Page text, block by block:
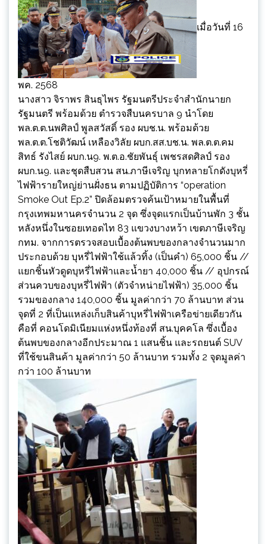
เมื่อวันที่ 16
พค. 2568
นางสาว จิราพร สินธุไพร รัฐมนตรีประจำสำนักนายก
รัฐมนตรี พร้อมด้วย ตำรวจสืบนครบาล 9 นำโดย
พล.ต.ต.นพศิลป์ พูลสวัสดิ์ รอง ผบช.น. พร้อมด้วย
พล.ต.ต.โชติวัฒน์ เหลืองวิลัย ผบก.สส.บช.น. พล.ต.ต.คม
สิทธ์ รังไสย์ ผบก.น9. พ.ต.อ.ชัยพันธุ์ เพชรสดศิลป์ รอง
ผบก.น9. และชุดสืบสวน สน.ภาษีเจริญ บุกทลายโกดังบุหรี่
ไฟฟ้ารายใหญ่ย่านฝั่งธน ตามปฏิบัติการ “operation
Smoke Out Ep.2” ปิดล้อมตรวจค้นเป้าหมายในพื้นที่
กรุงเทพมหานครจำนวน 2 จุด ซึ่งจุดแรกเป็นบ้านพัก 3 ชั้น
หลังหนึ่งในซอยเทอดไท 83 แขวงบางหว้า เขตภาษีเจริญ
กทม. จากการตรวจสอบเบื้องต้นพบของกลางจำนวนมาก
ประกอบด้วย บุหรี่ไฟฟ้าใช้แล้วทิ้ง (เป็นคำ) 65,000 ชิ้น //
แยกชิ้นหัวดูดบุหรี่ไฟฟ้าและน้ำยา 40,000 ชิ้น // อุปกรณ์
ส่วนควบของบุหรี่ไฟฟ้า (ตัวจำหน่ายไฟฟ้า) 35,000 ชิ้น
รวมของกลาง 140,000 ชิ้น มูลค่ากว่า 70 ล้านบาท ส่วน
จุดที่ 2 ที่เป็นแหล่งเก็บสินค้าบุหรี่ไฟฟ้าเครือข่ายเดียวกัน
คือที่ คอนโดมิเนียมแห่งหนึ่งท้องที่ สน.บุคคโล ซึ่งเบื้อง
ต้นพบของกลางอีกประมาณ 1 แสนชิ้น และรถยนต์ SUV
ที่ใช้ขนสินค้า มูลค่ากว่า 50 ล้านบาท รวมทั้ง 2 จุดมูลค่า
กว่า 100 ล้านบาท